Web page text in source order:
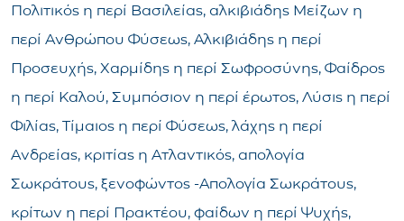
Πολιτικός η περί Βασιλείας, αλκιβιάδης Μείζων η
περί Ανθρώπου Φύσεως, Αλκιβιάδης η περί
Προσευχής, Χαρμίδης η περί Σωφροσύνης, Φαίδρος
η περί Καλού, Συμπόσιον η περί έρωτος, Λύσις η περί
Φιλίας, Τίμαιος η περί Φύσεως, λάχης η περί
Ανδρείας, κριτίας η Ατλαντικός, aπολογία
Σωκράτους, ξενοφώντος -Απολογία Σωκράτους,
κρίτων η περί Πρακτέου, φαίδων η περί Ψυχής,